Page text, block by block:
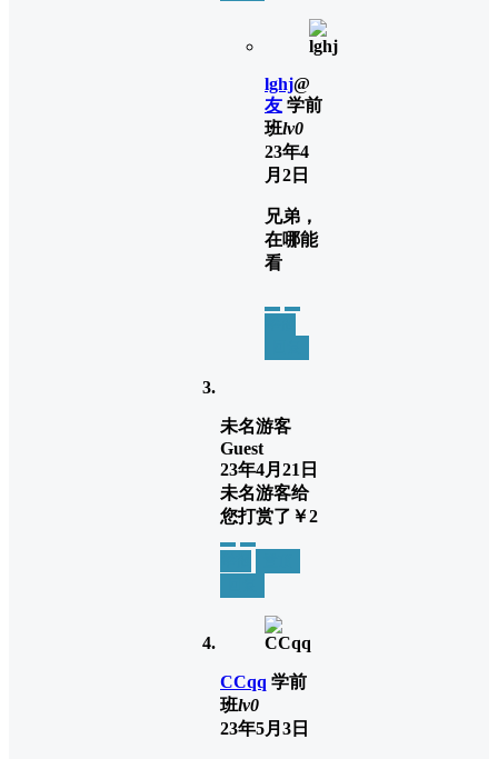
lghj@
友 学前
班lv0
23年4
月2日
兄弟，
在哪能
看
未名游客
Guest
23年4月21日
未名游客给
您打赏了 ￥2
CCqq 学前
班lv0
23年5月3日